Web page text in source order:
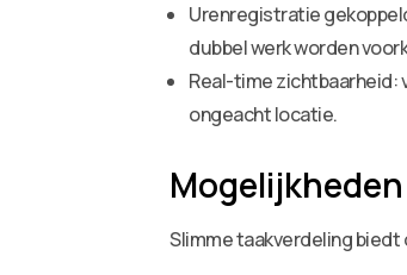
Urenregistratie
dubbel werk worden
Real-time zichtbaarheid:
ongeacht locatie.
Slimme taakverdeling